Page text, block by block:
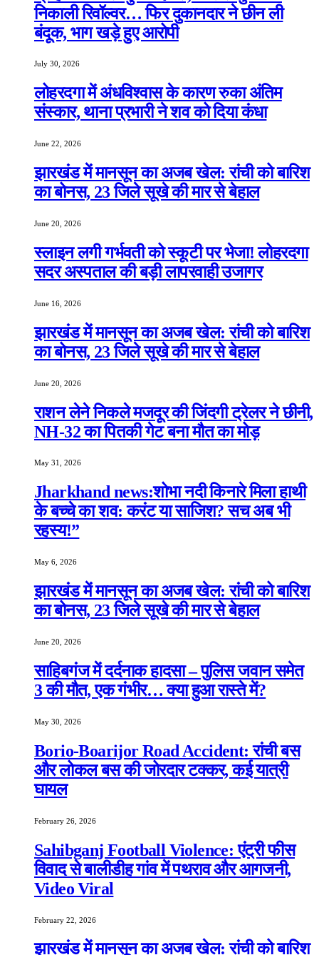
निकाली रिवॉल्वर… फिर दुकानदार ने छीन ली
बंदूक, भाग खड़े हुए आरोपी
July 30, 2026
लोहरदगा में अंधविश्वास के कारण रुका अंतिम
संस्कार, थाना प्रभारी ने शव को दिया कंधा
June 22, 2026
झारखंड में मानसून का अजब खेल: रांची को बारिश
का बोनस, 23 जिले सूखे की मार से बेहाल
June 20, 2026
स्लाइन लगी गर्भवती को स्कूटी पर भेजा! लोहरदगा
सदर अस्पताल की बड़ी लापरवाही उजागर
June 16, 2026
झारखंड में मानसून का अजब खेल: रांची को बारिश
का बोनस, 23 जिले सूखे की मार से बेहाल
June 20, 2026
राशन लेने निकले मजदूर की जिंदगी ट्रेलर ने छीनी,
NH-32 का पितकी गेट बना मौत का मोड़
May 31, 2026
Jharkhand news:शोभा नदी किनारे मिला हाथी
के बच्चे का शव: करंट या साजिश? सच अब भी
रहस्य!”
May 6, 2026
झारखंड में मानसून का अजब खेल: रांची को बारिश
का बोनस, 23 जिले सूखे की मार से बेहाल
June 20, 2026
साहिबगंज में दर्दनाक हादसा – पुलिस जवान समेत
3 की मौत, एक गंभीर… क्या हुआ रास्ते में?
May 30, 2026
Borio-Boarijor Road Accident: रांची बस
और लोकल बस की जोरदार टक्कर, कई यात्री
घायल
February 26, 2026
Sahibganj Football Violence: एंट्री फीस
विवाद से बालीडीह गांव में पथराव और आगजनी,
Video Viral
February 22, 2026
झारखंड में मानसून का अजब खेल: रांची को बारिश